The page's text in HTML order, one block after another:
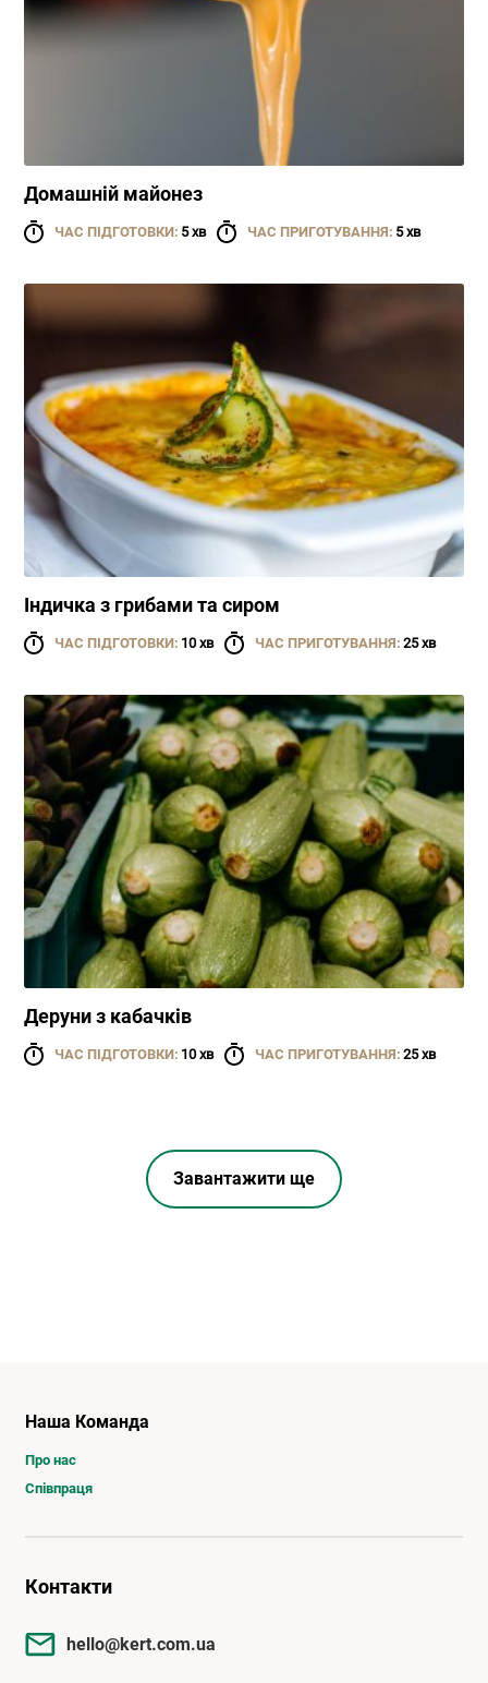
Домашній майонез
ЧАС ПІДГОТОВКИ: 5 хв ЧАС ПРИГОТУВАННЯ: 5 хв
Індичка з грибами та сиром
ЧАС ПІДГОТОВКИ: 10 хв ЧАС ПРИГОТУВАННЯ: 25 хв
Деруни з кабачків
ЧАС ПІДГОТОВКИ: 10 хв ЧАС ПРИГОТУВАННЯ: 25 хв
Завантажити ще
Наша Команда
Про нас
Співпраця
Контакти
hello@kert.com.ua